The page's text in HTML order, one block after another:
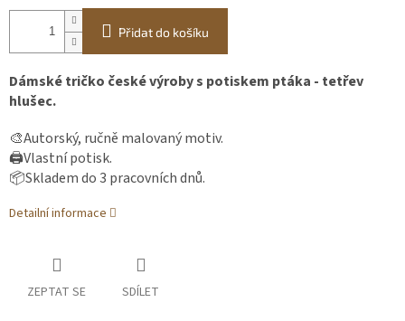
Přidat do košíku
Dámské tričko české výroby s potiskem ptáka - tetřev
hlušec.
🎨Autorský, ručně malovaný motiv.
🖨️Vlastní potisk.
📦Skladem do 3 pracovních dnů.
Detailní informace
ZEPTAT SE SDÍLET